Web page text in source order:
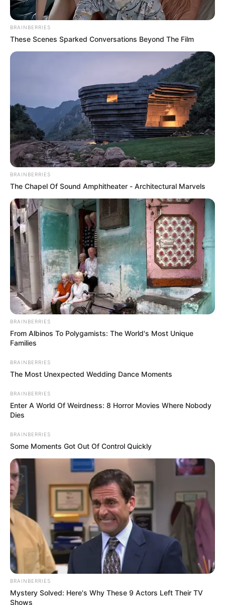
¿Grabó una infracción de
tránsito en Cartagena? Así
puede denunciar por
WhatsApp
ESCOMBROS
Sancionan a tres hombres
por botar escombros
desde un camión en
Castilla, Medellín
PLAN RETORNO
Plan retorno en Antioquia:
más de 477 mil vehículos
se movilizaron durante el
puente festivo sin víctimas
fatales
AGENTES DE TRÁNSITO
Agentes de tránsito
servicio: Procuraduría los
tiene entre ceja y ceja
FOTOMULTAS
ponen freno de mano a las
CARGAR MÁS
TEMAS DESTACADOS
EMERGENCIAS POR LLUVIAS
FUERTES LLUVIAS
VIA AL LLANO
LIGA BETPLAY
METRO DE MEDELLÍN
CORTES DE LUZ
CORTES DE AGUA
FENÓMENO DEL NIÑO
BRAINBERRIES
These Scenes Sparked Conversations Beyond The Film
BRAINBERRIES
The Chapel Of Sound Amphitheater - Architectural Marvels
BRAINBERRIES
From Albinos To Polygamists: The World's Most Unique
Families
BRAINBERRIES
The Most Unexpected Wedding Dance Moments
BRAINBERRIES
Enter A World Of Weirdness: 8 Horror Movies Where Nobody
Dies
BRAINBERRIES
Some Moments Got Out Of Control Quickly
BRAINBERRIES
Mystery Solved: Here's Why These 9 Actors Left Their TV
Shows